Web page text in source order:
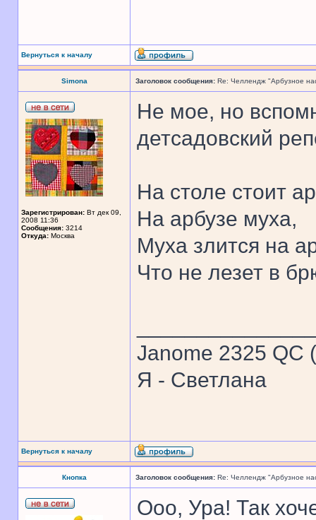
Вернуться к началу
Simona Заголовок сообщения: Re: Челлендж "Арбузное
Зарегистрирован: Вт дек 09,
2008 11:36
Сообщения: 3214
Откуда: Москва
Не мое, но
детсадовский
На столе стоит
На арбузе муха,
Муха злится на
Что не лезет в
Janome 2325 QC
Я - Светлана
Вернуться к началу
Кнопка Заголовок сообщения: Re: Челлендж "Арбузное
Ооо, Ура! Так